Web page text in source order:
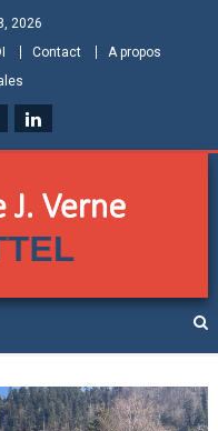
2026
Contact
A propos
Verne de